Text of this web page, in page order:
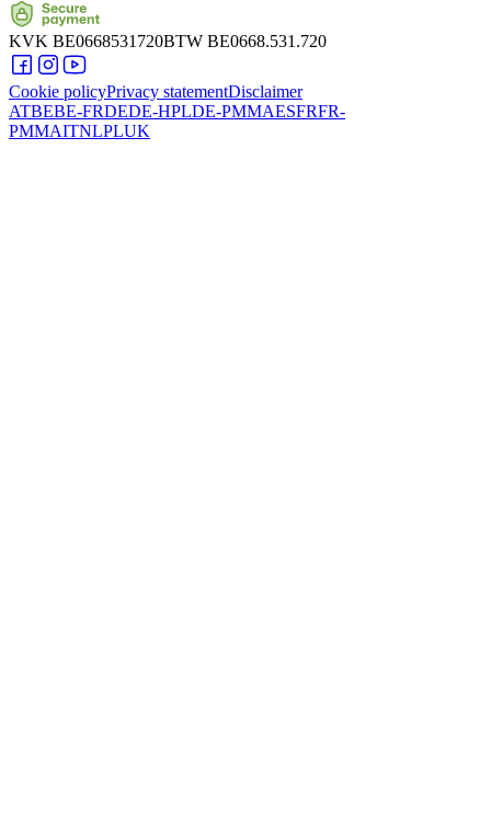
KVK BE0668531720BTW BE0668.531.720
Cookie policyPrivacy statementDisclaimer
ATBEBE-FRDEDE-HPLDE-PMMAESFRFR-
PMMAITNLPLUK